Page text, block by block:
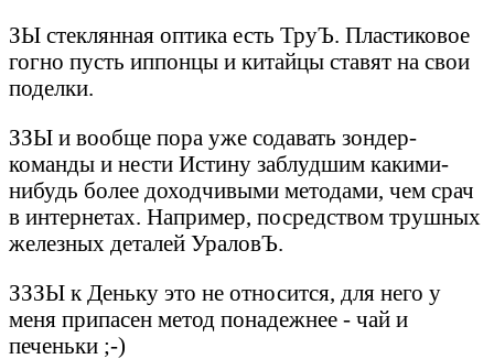
ЗЫ стеклянная оптика есть ТруЪ. Пластиковое
гогно пусть иппонцы и китайцы ставят на свои
поделки.
ЗЗЫ и вообще пора уже содавать зондер-
команды и нести Истину заблудшим какими-
нибудь более доходчивыми методами, чем срач
в интернетах. Например, посредством трушных
железных деталей УраловЪ.
ЗЗЗЫ к Деньку это не относится, для него у
меня припасен метод понадежнее - чай и
печеньки ;-)